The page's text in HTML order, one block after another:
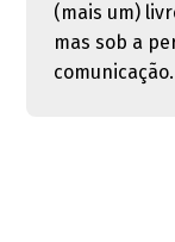
(mais um)
mas sob a
comunicação.